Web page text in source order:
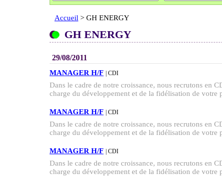
Accueil > GH ENERGY
GH ENERGY
29/08/2011
MANAGER H/F | CDI
Dans le cadre de notre croissance, nous recrutons
charge du développement et de la fidélisation de votre
MANAGER H/F | CDI
Dans le cadre de notre croissance, nous recrutons
charge du développement et de la fidélisation de votre
MANAGER H/F | CDI
Dans le cadre de notre croissance, nous recrutons
charge du développement et de la fidélisation de votre